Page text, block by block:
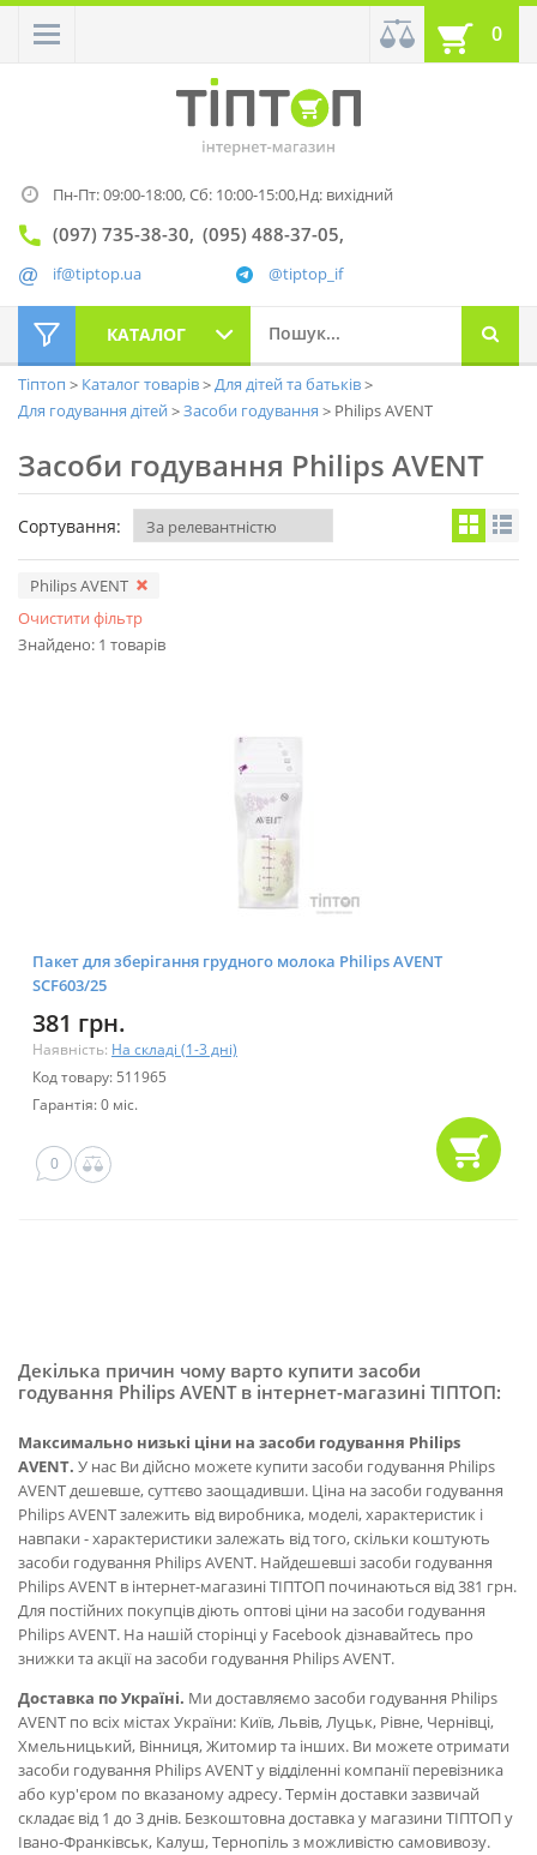
0
Пн-Пт: 09:00-18:00,Сб: 10:00-15:00,Нд: вихідний
(097) 735-38-30 (095) 488-37-05
@tiptop_if
if@tiptop.ua
КАТАЛОГ
Тіптоп Каталог товарів
Для дітей та батьків
Для годування дітей
Засоби годування Philips AVENT
Засоби годування Philips AVENT
Сортування:
Philips AVENT
Очистити фільтр
Знайдено: 1 товарів
Пакет для зберігання грудного молока Philips AVENT
SCF603/25
381 грн.
Наявність: На складі (1-3 дні)
Код товару: 511965
Гарантія: 0 міс.
0
Декілька причин чому варто купити засоби
годування Philips AVENT в інтернет-магазині ТІПТОП:
Максимально низькі ціни на засоби годування Philips
AVENT. У нас Ви дійсно можете купити засоби годування Philips
AVENT дешевше, суттєво заощадивши. Ціна на засоби годування
Philips AVENT залежить від виробника, моделі, характеристик і
навпаки - характеристики залежать від того, скільки коштують
засоби годування Philips AVENT. Найдешевші засоби годування
Philips AVENT в інтернет-магазині ТІПТОП починаються від 381 грн.
Для постійних покупців діють оптові ціни на засоби годування
Philips AVENT. На нашій сторінці у Facebook дізнавайтесь про
знижки та акції на засоби годування Philips AVENT.
Доставка по Україні. Ми доставляємо засоби годування Philips
AVENT по всіх містах України: Київ, Львів, Луцьк, Рівне, Чернівці,
Хмельницький, Вінниця, Житомир та інших. Ви можете отримати
засоби годування Philips AVENT у відділенні компанії перевізника
або кур'єром по вказаному адресу. Термін доставки зазвичай
складає від 1 до 3 днів. Безкоштовна доставка у магазини ТІПТОП у
Івано-Франківськ, Калуш, Тернопіль з можливістю самовивозу.